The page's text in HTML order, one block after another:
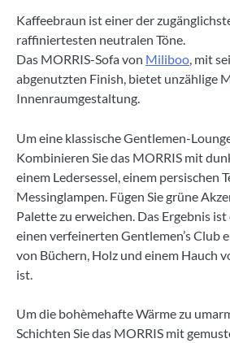
Kaffeebraun ist einer der
raffiniertesten neutralen Töne.
Das MORRIS-Sofa von Miliboo, mit
abgenutzten Finish, bietet unzählige
Innenraumgestaltung.
Um eine klassische Gentlemen-
Kombinieren Sie das MORRIS mit
einem Ledersessel, einem persischen
Messinglampen. Fügen Sie grüne
Palette zu erweichen. Das Ergebnis ist
einen verfeinerten Gentlemen’s Club
von Büchern, Holz und einem Hauch
ist.
Um die bohèmehafte Wärme zu
Schichten Sie das MORRIS mit